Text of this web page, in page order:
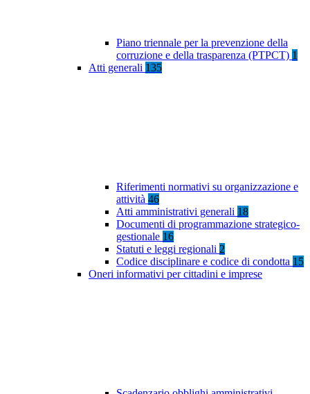
Piano triennale per la prevenzione della
corruzione e della trasparenza (PTPCT) 1
Atti generali 135
Riferimenti normativi su organizzazione e
attività 46
Atti amministrativi generali 18
Documenti di programmazione strategico-
gestionale 16
Statuti e leggi regionali 2
Codice disciplinare e codice di condotta 15
Oneri informativi per cittadini e imprese